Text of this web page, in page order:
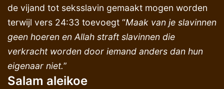
de vijand tot seksslavin gemaakt mogen worden
terwijl vers 24:33 toevoegt “Maak van je slavinnen
geen hoeren en Allah straft slavinnen die
verkracht worden door iemand anders dan hun
eigenaar niet.”
Salam aleikoe